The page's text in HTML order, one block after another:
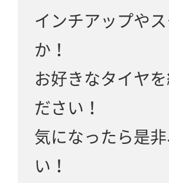
インチアップや
か！
お好きなタイヤ
ださい！
気になったら是
い！